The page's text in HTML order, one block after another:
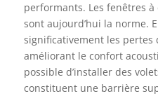
performants. Les fenêtres
sont aujourd’hui la norme.
significativement les pertes
améliorant le confort
possible d’installer des
constituent une barrière